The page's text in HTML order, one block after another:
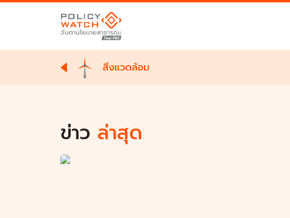
สิ่งแวดล้อม
ข่าว ล่าสุด